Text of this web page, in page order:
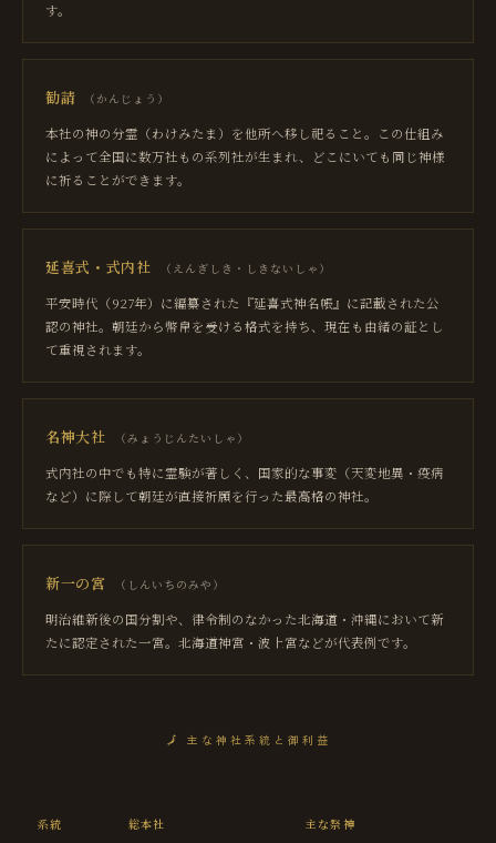
す。
勧請 （ かんじょう ）
本社の神の分霊（わけみたま）を他所へ移し祀ること。この仕組み
によって全国に数万社もの系列社が生まれ、どこにいても同じ神様
に祈ることができます。
延喜式・式内社 （ えんぎしき・しきないしゃ ）
平安時代（927年）に編纂された『延喜式神名帳』に記載された公
認の神社。朝廷から幣帛を受ける格式を持ち、現在も由緒の証とし
て重視されます。
名神大社 （みょうじんたいしゃ ）
式内社の中でも特に霊験が著しく、国家的な事変（天変地異・疫病
など）に際して朝廷が直接祈願を行った最高格の神社。
新一の宮 （ しんいちのみや ）
明治維新後の国分割や、律令制のなかった北海道・沖縄において新
たに認定された一宮。北海道神宮・波上宮などが代表例です。
🗾 主な神社系統と御利益
系統 総本社 主な祭神